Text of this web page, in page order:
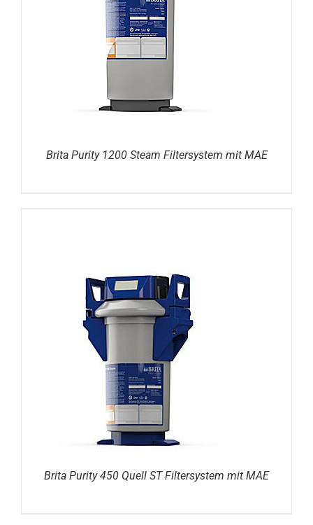
DETAILS
Brita Purity 1200 Steam Filtersystem mit MAE
Brita Purity 450 Quell ST Filtersystem mit MAE